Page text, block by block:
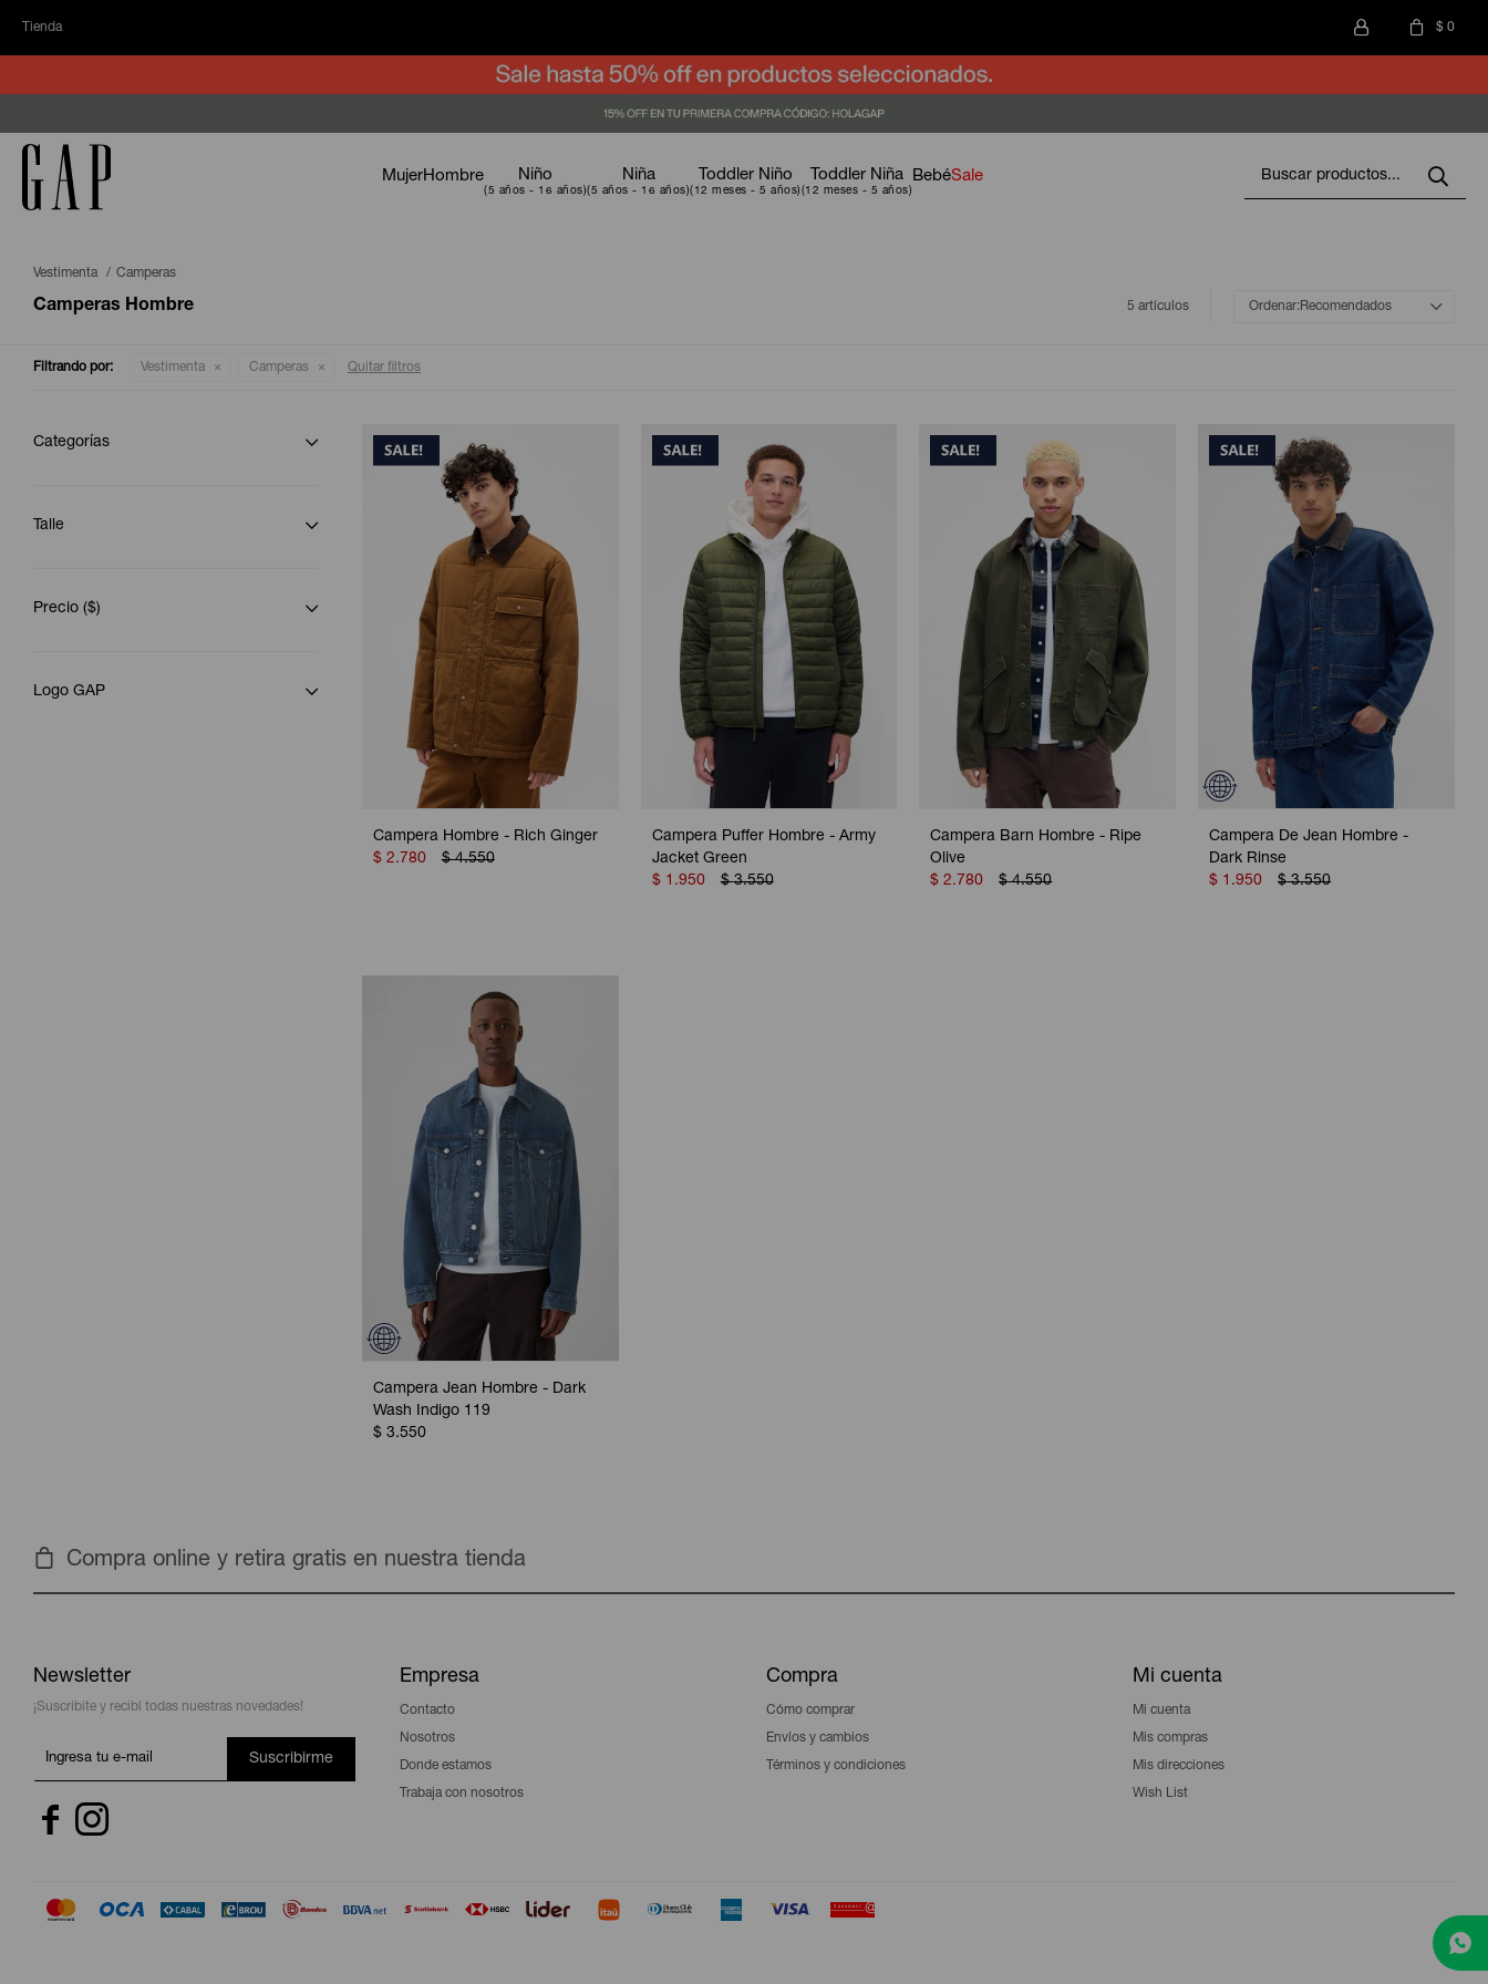
Tienda $ 0
MujerHombre Niño Niña Toddler Niño Toddler Niña BebéSale
Vestimenta Camperas
Camperas Hombre 5 artículos Recomendados
Filtrando por: Vestimenta Camperas Quitar filtros
Campera Hombre - Rich Ginger
$ 2.780 $ 4.550
Campera Puffer Hombre - Army
Jacket Green
$ 1.950 $ 3.550
Campera Barn Hombre - Ripe
Olive
$ 2.780 $ 4.550
Campera De Jean Hombre -
Dark Rinse
$ 1.950 $ 3.550
Campera Jean Hombre - Dark
Wash Indigo 119
$ 3.550
Categorías
Talle
Precio ($)
Logo GAP
Compra online y retira gratis en nuestra tienda
Newsletter
¡Suscribite y recibí todas nuestras novedades!
Suscribirme
 
Empresa
Contacto
Nosotros
Donde estamos
Trabaja con nosotros
Compra
Cómo comprar
Envíos y cambios
Términos y condiciones
Mi cuenta
Mi cuenta
Mis compras
Mis direcciones
Wish List